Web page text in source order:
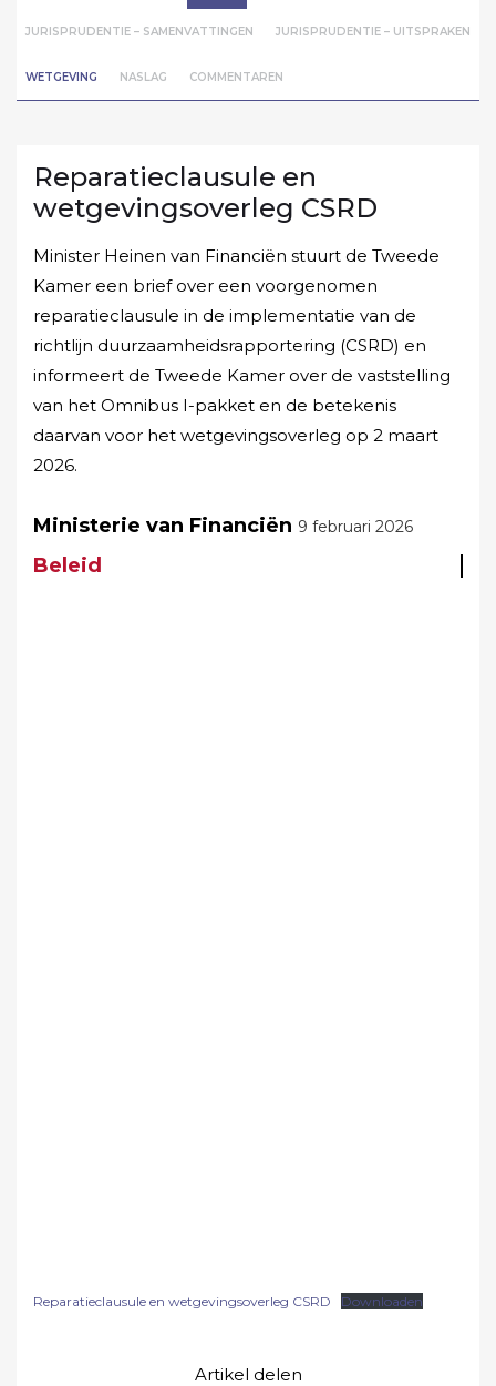
JURISPRUDENTIE – SAMENVATTINGEN JURISPRUDENTIE – UITSPRAKEN
WETGEVING NASLAG COMMENTAREN
Reparatieclausule en
wetgevingsoverleg CSRD
Minister Heinen van Financiën stuurt de Tweede
Kamer een brief over een voorgenomen
reparatieclausule in de implementatie van de
richtlijn duurzaamheidsrapportering (CSRD) en
informeert de Tweede Kamer over de vaststelling
van het Omnibus I-pakket en de betekenis
daarvan voor het wetgevingsoverleg op 2 maart
2026.
Ministerie van Financiën 9 februari 2026
Beleid
Reparatieclausule en wetgevingsoverleg CSRD Downloaden
Artikel delen